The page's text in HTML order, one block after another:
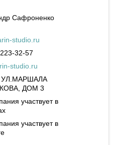
Сафроненко
studio.ru
32-57
studio.ru
УЛ.МАРШАЛА
ДОМ 3
участвует в
участвует в